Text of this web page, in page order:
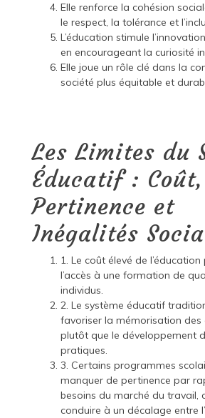
Elle renforce la cohésion
le respect, la tolérance et
L’éducation stimule
en encourageant la curiosité
Elle joue un rôle clé dans la
société plus équitable et
Les Limites du
Éducatif : Coût,
Pertinence et
Inégalités
1. Le coût élevé de
l’accès à une formation de
individus.
2. Le système éducatif
favoriser la mémorisation des
plutôt que le développement
pratiques.
3. Certains programmes
manquer de pertinence par
besoins du marché du travail,
conduire à un décalage entre